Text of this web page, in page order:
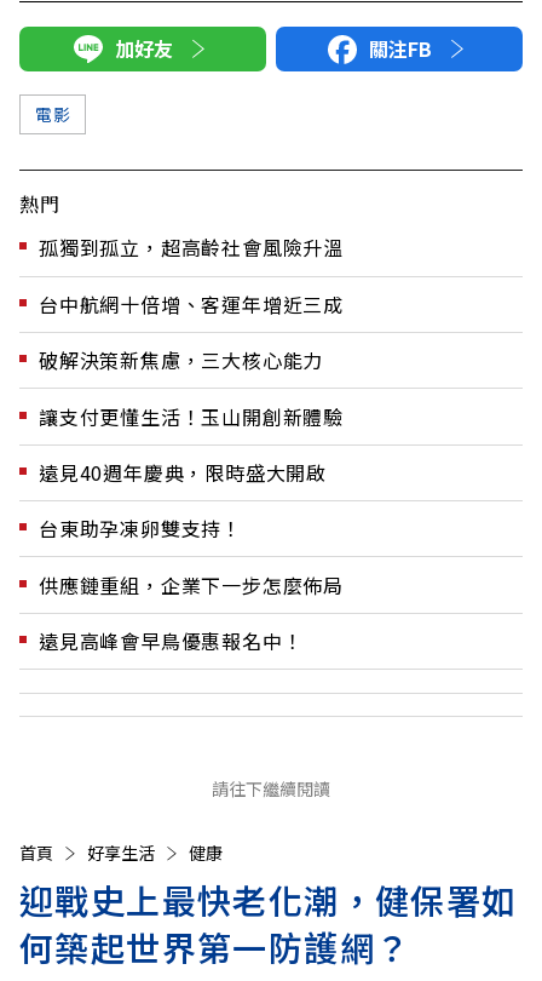
加好友 關注FB
電影
熱門
孤獨到孤立，超高齡社會風險升溫
台中航網十倍增、客運年增近三成
破解決策新焦慮，三大核心能力
讓支付更懂生活！玉山開創新體驗
遠見40週年慶典，限時盛大開啟
台東助孕凍卵雙支持！
供應鏈重組，企業下一步怎麼佈局
遠見高峰會早鳥優惠報名中！
請往下繼續閱讀
首頁 好享生活 健康
迎戰史上最快老化潮，健保署如
何築起世界第一防護網？